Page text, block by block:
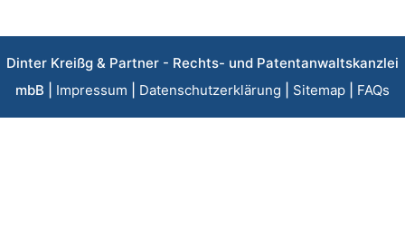
Dinter Kreißg & Partner - Rechts- und Patentanwaltskanzlei
mbB | Impressum Datenschutzerklärung Sitemap FAQs